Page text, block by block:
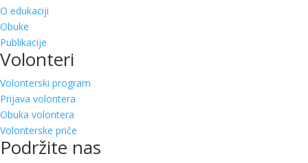
O edukaciji
Obuke
Publikacije
Volonteri
Volonterski program
Prijava volontera
Obuka volontera
Volonterske priče
Podržite nas